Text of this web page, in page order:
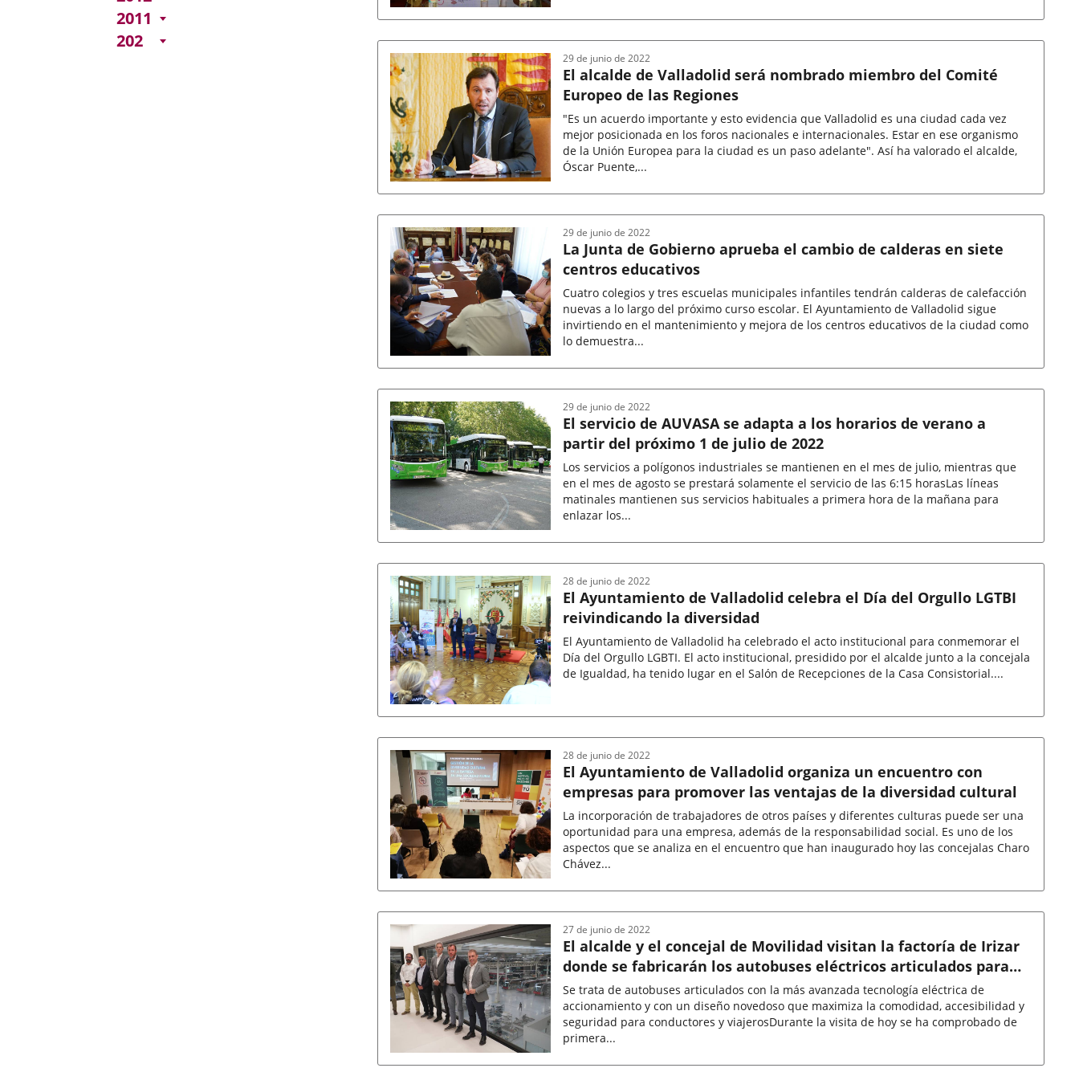
2011
202
la
noticia
El alcalde de Valladolid será nombrado miembro del Comité
Europeo de las Regiones
"Es un acuerdo importante y esto evidencia que Valladolid es una ciudad cada vez
mejor posicionada en los foros nacionales e internacionales. Estar en ese organismo
de la Unión Europea para la ciudad es un paso adelante". Así ha valorado el alcalde,
Óscar Puente,...
la
noticia
29 de junio de 2022
La Junta de Gobierno aprueba el cambio de calderas en siete
centros educativos
Cuatro colegios y tres escuelas municipales infantiles tendrán calderas de calefacción
nuevas a lo largo del próximo curso escolar. El Ayuntamiento de Valladolid sigue
invirtiendo en el mantenimiento y mejora de los centros educativos de la ciudad como
lo demuestra...
la
noticia
29 de junio de 2022
El servicio de AUVASA se adapta a los horarios de verano a
partir del próximo 1 de julio de 2022
Los servicios a polígonos industriales se mantienen en el mes de julio, mientras que
en el mes de agosto se prestará solamente el servicio de las 6:15 horasLas líneas
matinales mantienen sus servicios habituales a primera hora de la mañana para
enlazar los...
la
noticia
29 de junio de 2022
El Ayuntamiento de Valladolid celebra el Día del Orgullo LGTBI
reivindicando la diversidad
El Ayuntamiento de Valladolid ha celebrado el acto institucional para conmemorar el
Día del Orgullo LGBTI. El acto institucional, presidido por el alcalde junto a la concejala
de Igualdad, ha tenido lugar en el Salón de Recepciones de la Casa Consistorial....
la
noticia
28 de junio de 2022
El Ayuntamiento de Valladolid organiza un encuentro con
empresas para promover las ventajas de la diversidad cultural
La incorporación de trabajadores de otros países y diferentes culturas puede ser una
oportunidad para una empresa, además de la responsabilidad social. Es uno de los
aspectos que se analiza en el encuentro que han inaugurado hoy las concejalas Charo
Chávez...
la
noticia
28 de junio de 2022
El alcalde y el concejal de Movilidad visitan la factoría de Irizar
donde se fabricarán los autobuses eléctricos articulados para
Valladolid
Se trata de autobuses articulados con la más avanzada tecnología eléctrica de
accionamiento y con un diseño novedoso que maximiza la comodidad, accesibilidad y
seguridad para conductores y viajerosDurante la visita de hoy se ha comprobado de
primera...
27 de junio de 2022